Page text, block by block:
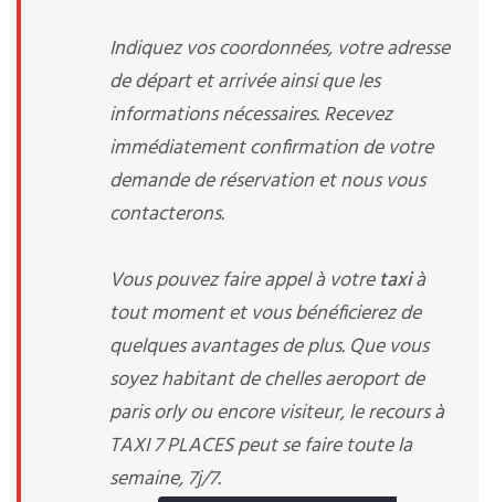
Indiquez vos coordonnées, votre adresse
de départ et arrivée ainsi que les
informations nécessaires. Recevez
immédiatement confirmation de votre
demande de réservation et nous vous
contacterons.
Vous pouvez faire appel à votretaxià
tout moment et vous bénéficierez de
quelques avantages de plus. Que vous
soyez habitant de chelles aeroport de
paris orly ou encore visiteur, le recours à
TAXI 7 PLACES peut se faire toute la
semaine, 7j/7.